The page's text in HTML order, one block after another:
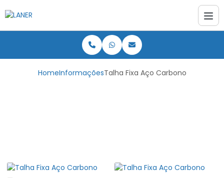
HomeInformaçõesTalha Fixa Aço Carbono